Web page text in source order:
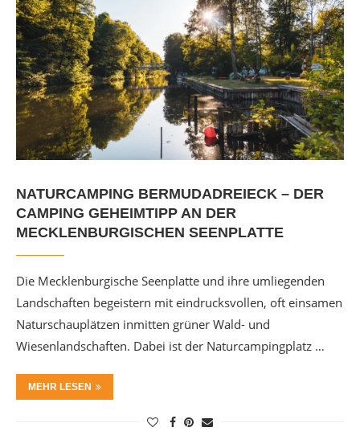
NATURCAMPING BERMUDADREIECK – DER
CAMPING GEHEIMTIPP AN DER
MECKLENBURGISCHEN SEENPLATTE
Die Mecklenburgische Seenplatte und ihre umliegenden
Landschaften begeistern mit eindrucksvollen, oft einsamen
Naturschauplätzen inmitten grüner Wald- und
Wiesenlandschaften. Dabei ist der Naturcampingplatz …
MEHR LESEN